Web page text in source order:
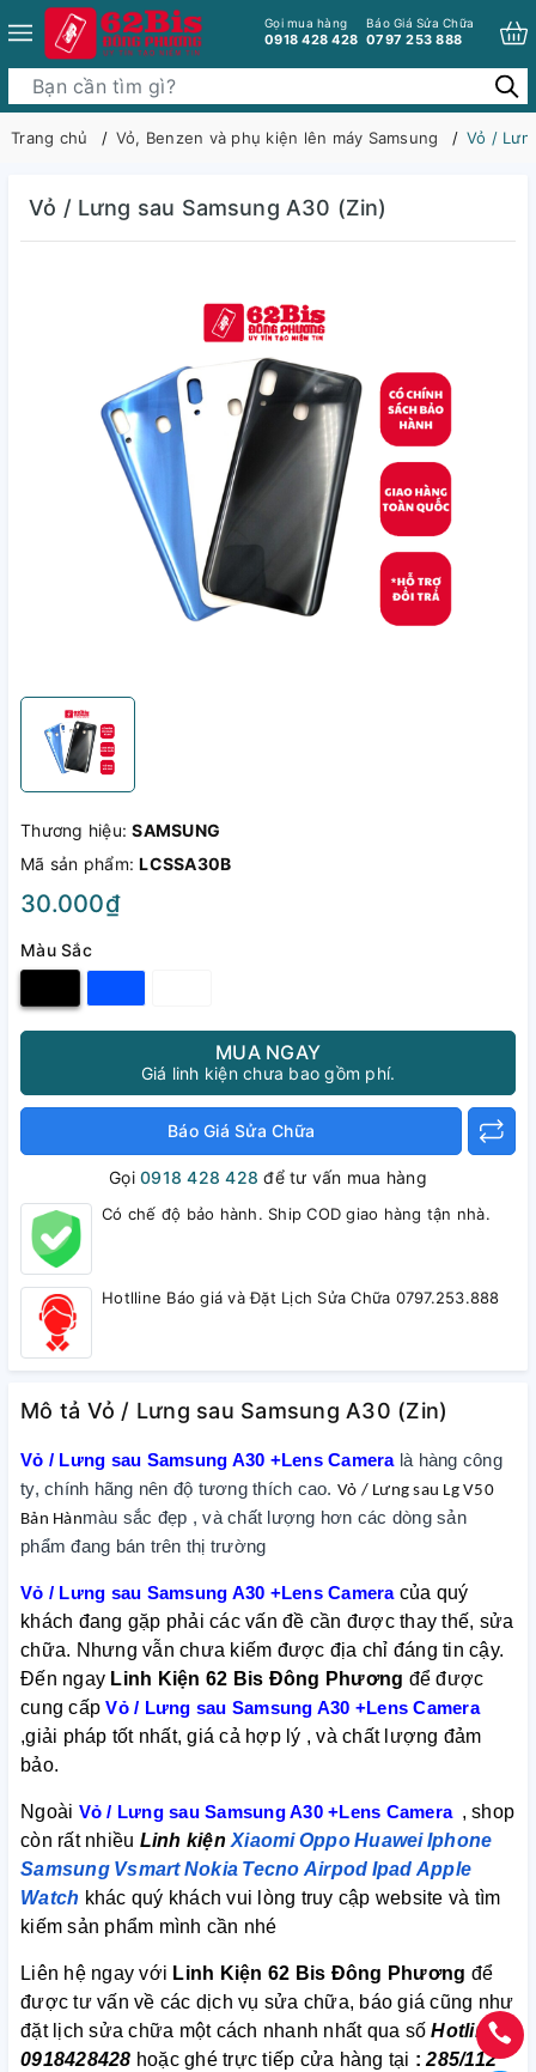
Gọi mua hàng
0918 428 428
Báo Giá Sửa Chữa
0797 253 888
Trang chủ Vỏ, Benzen và phụ kiện lên máy Samsung Vỏ /
Vỏ / Lưng sau Samsung A30 (Zin)
Thương hiệu:SAMSUNG
Mã sản phẩm:LCSSA30B
30.000₫
Màu Sắc
MUA NGAY
Giá linh kiện chưa bao gồm phí.
Báo Giá Sửa Chữa
Gọi0918 428 428 để tư vấn mua hàng
Có chế độ bảo hành. Ship COD giao hàng tận nhà.
Hotlline Báo giá và Đặt Lịch Sửa Chữa 0797.253.888
Mô tả Vỏ / Lưng sau Samsung A30 (Zin)
Vỏ / Lưng sau Samsung A30 +Lens Cameralà hàng công
ty, chính hãng nên độ tương thích cao. Vỏ / Lưng sau Lg V50
Bản Hànmàu sắc đẹp , và chất lượng hơn các dòng sản
phẩm đang bán trên thị trường
Vỏ / Lưng sau Samsung A30 +Lens Camera của quý
khách đang gặp phải các vấn đề cần được thay thế, sửa
chữa. Nhưng vẫn chưa kiếm được địa chỉ đáng tin cậy.
Đến ngay Linh Kiện 62 Bis Đông Phương để được
cung cấpVỏ / Lưng sau Samsung A30 +Lens Camera
,giải pháp tốt nhất, giá cả hợp lý , và chất lượng đảm
bảo.
Ngoài Vỏ / Lưng sau Samsung A30 +Lens Camera , shop
còn rất nhiều Linh kiện Xiaomi OppoHuawei Iphone
Samsung Vsmart Nokia Tecno Airpod Ipad Apple
Watch khác quý khách vui lòng truy cập website và tìm
kiếm sản phẩm mình cần nhé
Liên hệ ngay với Linh Kiện 62 Bis Đông Phương để
được tư vấn về các dịch vụ sửa chữa, báo giá cũng như
đặt lịch sửa chữa một cách nhanh nhất qua sốHotline:
0918428428 hoặc ghé trực tiếp cửa hàng tại :285/112